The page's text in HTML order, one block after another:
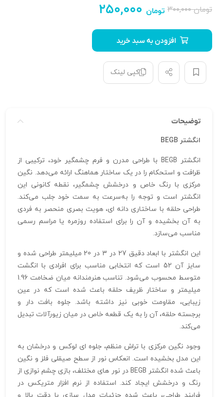
۳۰۰,۰۰۰تومان ۲۵۰,۰۰۰ تومان
افزودن به سبد خرید
کپی لینک
توضیحات
انگشتر BEGB
انگشتر BEGB با طراحی مدرن و فرم چشمگیر خود، ترکیبی از
ظرافت و استحکام را در یک ساختار هماهنگ ارائه می‌دهد. نگین
مرکزی با رنگ خاص و درخشش چشمگیر، نقطه کانونی این
انگشتر است و توجه را به‌سرعت به سمت خود جلب می‌کند.
طراحی حلقه با ساختاری دانه‌ ای، هویت بصری منحصر به‌ فردی
به آن بخشیده و آن را برای استفاده روزمره یا مراسم رسمی
مناسب می‌سازد.
این انگشتر با ابعاد دقیق 27 در 3 در 20 میلیمتر طراحی شده و
سایز آن 52 است که انتخابی مناسب برای افرادی با انگشت
متوسط محسوب می‌شود. تناسب هنرمندانه میان ضخامت 1.96
میلیمتر و ساختار ظریف حلقه باعث شده است که در عین
زیبایی، مقاومت خوبی نیز داشته باشد. جلوه بافت‌ دار و
برجسته حلقه، آن را به یک قطعه خاص در میان زیورآلات تبدیل
می‌کند.
وجود نگین مرکزی با تراش منظم، جلوه‌ ای لوکس و درخشان به
این مدل بخشیده است. انعکاس نور از سطح صیقلی فلز و نگین
باعث شده انگشتر BEGB در نور های مختلف، بازی چشم‌ نوازی از
رنگ و درخشش ایجاد کند. استفاده از نرم‌ افزار متریکس در
فرایند طراحی، باعث شده جزئیات مدل‌ سازی با دقت بالا و